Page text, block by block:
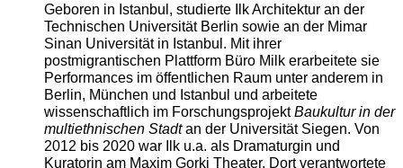
Geboren in Istanbul, studierte Ilk Architektur an der
Technischen Universität Berlin sowie an der Mimar
Sinan Universität in Istanbul. Mit ihrer
postmigrantischen Plattform Büro Milk erarbeitete sie
Performances im öffentlichen Raum unter anderem in
Berlin, München und Istanbul und arbeitete
wissenschaftlich im ForschungsprojektBaukultur in der
multiethnischen Stadtan der Universität Siegen. Von
2012 bis 2020 war Ilk u.a. als Dramaturgin und
Kuratorin am Maxim Gorki Theater. Dort verantwortete